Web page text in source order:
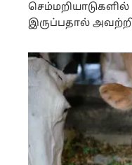
இருப்பதால்